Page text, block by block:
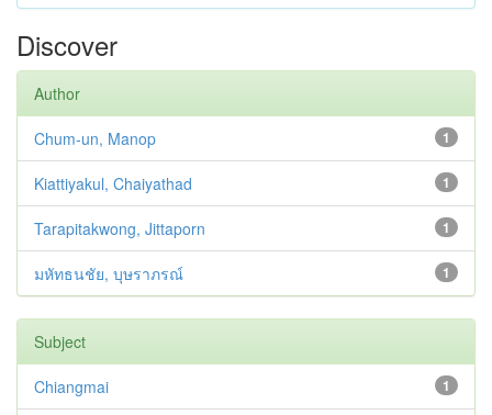
Discover
Author
1
Chum-un, Manop
1
Kiattiyakul, Chaiyathad
1
Tarapitakwong, Jittaporn
1
มหัทธนชัย, บุษราภรณ์
Subject
1
Chiangmai